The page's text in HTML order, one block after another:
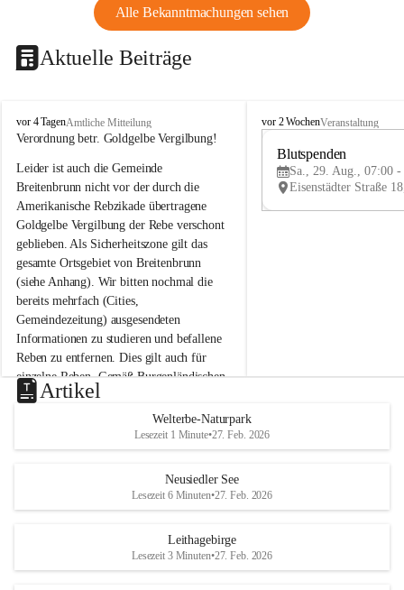
Alle Bekanntmachungen sehen
Aktuelle Beiträge
B
r
i
t
e
n
b
r
u
n
n
a
m
N
e
u
s
d
S
vor 4 TagenAmtliche Mitteilung
Verordnung betr. Goldgelbe Vergilbung!
Leider ist auch die Gemeinde
Breitenbrunn nicht vor der durch die
Amerikanische Rebzikade übertragene
Goldgelbe Vergilbung der Rebe verschont
geblieben. Als Sicherheitszone gilt das
gesamte Ortsgebiet von Breitenbrunn
(siehe Anhang). Wir bitten nochmal die
bereits mehrfach (Cities,
Gemeindezeitung) ausgesendeten
Informationen zu studieren und befallene
Reben zu entfernen. Dies gilt auch für
einzelne Reben. Gemäß Burgenländischen
Weinbaugesetz sind nicht gepflegte oder
unzulässige Weingärten zu roden! Bitte
helfen wir zusammen um unsere Winzer
vor den prognostizierten Ernteausfällen
und den daraus folgenden wirtschaftlichen
Maßnahmen zur Bekämpfung
B
e
u
e
d
r
S
vor 2 WochenVeranstaltung
Blutspenden
Sa., 29. Aug., 07:00 -
Artikel
Welterbe-Naturpark
Lesezeit 1 Minute•27. Feb. 2026
Neusiedler See
Lesezeit 6 Minuten•27. Feb. 2026
Leithagebirge
Lesezeit 3 Minuten•27. Feb. 2026